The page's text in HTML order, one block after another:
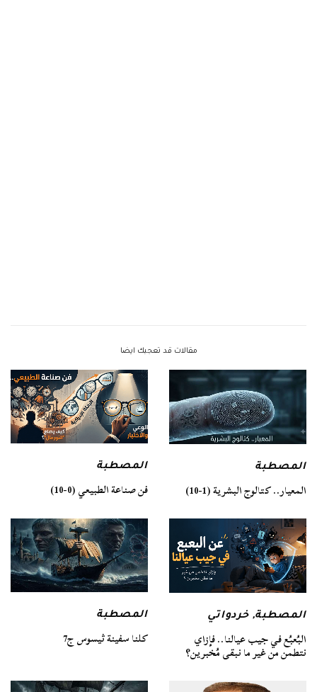
مقالات قد تعجبك ايضا
المصطبة
المعيار.. كتالوج البشرية (1-10)
المصطبة
فن صناعة الطبيعي (0-10)
المصطبة,خردواتي
البُعبُع في جيب عيالنا.. فإزاي
نتطمن من غير ما نبقى مُخبرين؟
المصطبة
كلنا سفينة ثيسوس ج7